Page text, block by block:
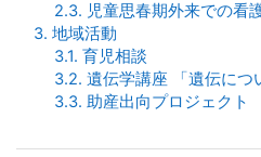
2.3. 児童思春期外来での看
3. 地域活動
3.1. 育児相談
3.2. 遺伝学講座 「遺伝につ
3.3. 助産出向プロジェクト